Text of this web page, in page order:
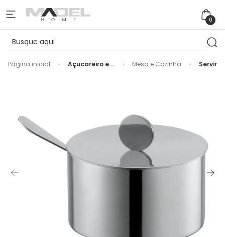
0
Página inicial
Açucareiro em
Mesa e Cozinha Servir